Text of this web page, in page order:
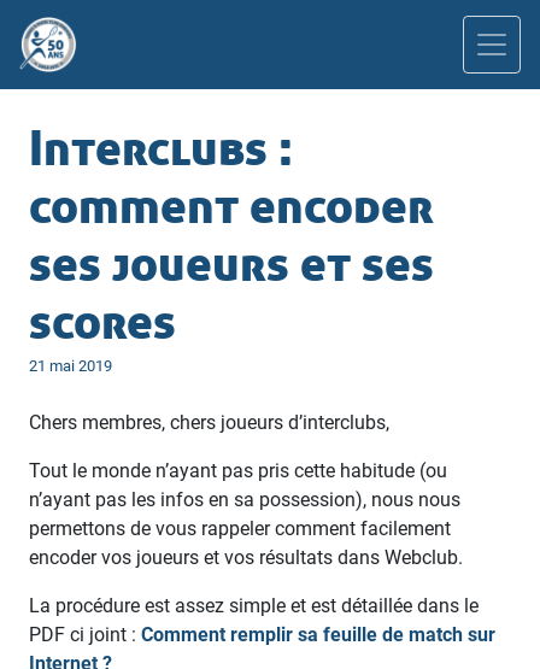
Interclubs :
comment encoder
ses joueurs et ses
scores
Publié
21 mai 2019
Chers membres, chers joueurs d’interclubs,
Tout le monde n’ayant pas pris cette habitude (ou
n’ayant pas les infos en sa possession), nous nous
permettons de vous rappeler comment facilement
encoder vos joueurs et vos résultats dans Webclub.
La procédure est assez simple et est détaillée dans le
PDF ci joint : Comment remplir sa feuille de match sur
Internet ?